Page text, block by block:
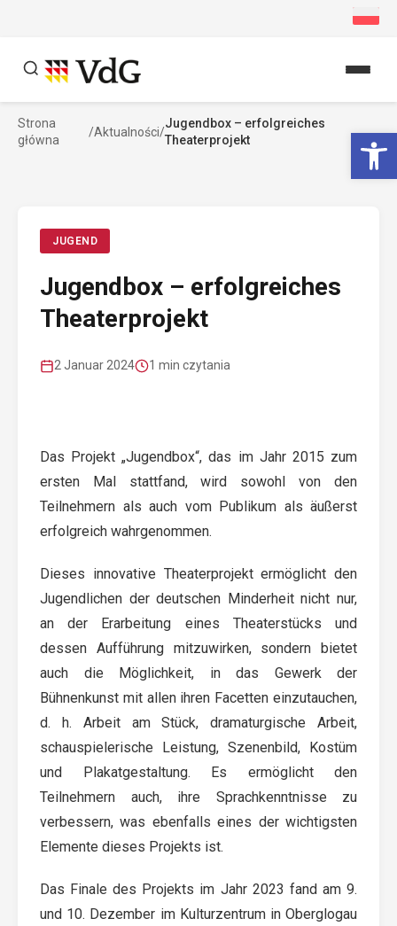
Szukaj
Strona
główna
/Aktualności/
Jugendbox – erfolgreiches
Theaterprojekt
JUGEND
Jugendbox – erfolgreiches
Theaterprojekt
2 Januar 2024 1 min czytania
Das Projekt „Jugendbox“, das im Jahr 2015 zum
ersten Mal stattfand, wird sowohl von den
Teilnehmern als auch vom Publikum als äußerst
erfolgreich wahrgenommen.
Dieses innovative Theaterprojekt ermöglicht den
Jugendlichen der deutschen Minderheit nicht nur,
an der Erarbeitung eines Theaterstücks und
dessen Aufführung mitzuwirken, sondern bietet
auch die Möglichkeit, in das Gewerk der
Bühnenkunst mit allen ihren Facetten einzutauchen,
d. h. Arbeit am Stück, dramaturgische Arbeit,
schauspielerische Leistung, Szenenbild, Kostüm
und Plakatgestaltung. Es ermöglicht den
Teilnehmern auch, ihre Sprachkenntnisse zu
verbessern, was ebenfalls eines der wichtigsten
Elemente dieses Projekts ist.
Das Finale des Projekts im Jahr 2023 fand am 9.
und 10. Dezember im Kulturzentrum in Oberglogau